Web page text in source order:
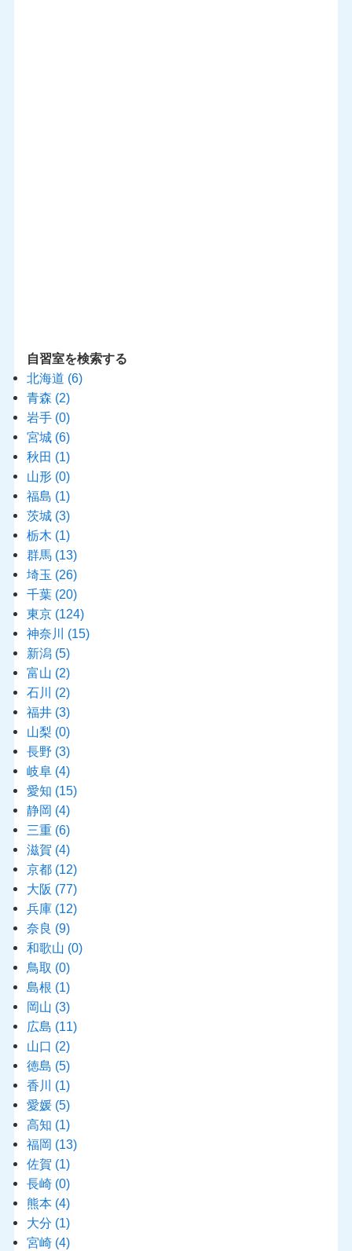
自習室を検索する
北海道 (6)
青森 (2)
岩手 (0)
宮城 (6)
秋田 (1)
山形 (0)
福島 (1)
茨城 (3)
栃木 (1)
群馬 (13)
埼玉 (26)
千葉 (20)
東京 (124)
神奈川 (15)
新潟 (5)
富山 (2)
石川 (2)
福井 (3)
山梨 (0)
長野 (3)
岐阜 (4)
愛知 (15)
静岡 (4)
三重 (6)
滋賀 (4)
京都 (12)
大阪 (77)
兵庫 (12)
奈良 (9)
和歌山 (0)
鳥取 (0)
島根 (1)
岡山 (3)
広島 (11)
山口 (2)
徳島 (5)
香川 (1)
愛媛 (5)
高知 (1)
福岡 (13)
佐賀 (1)
長崎 (0)
熊本 (4)
大分 (1)
宮崎 (4)